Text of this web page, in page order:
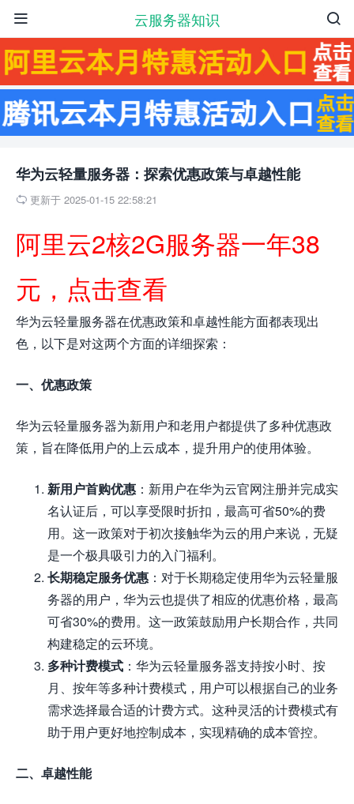
云服务器知识 

华为云轻量服务器：探索优惠政策与卓越性能
 更新于 2025-01-15 22:58:21
阿里云2核2G服务器一年38
元，点击查看
华为云轻量服务器在优惠政策和卓越性能方面都表现出
色，以下是对这两个方面的详细探索：
一、优惠政策
华为云轻量服务器为新用户和老用户都提供了多种优惠政
策，旨在降低用户的上云成本，提升用户的使用体验。
新用户首购优惠 ：新用户在华为云官网注册并完成实
名认证后，可以享受限时折扣，最高可省50%的费
用。这一政策对于初次接触华为云的用户来说，无疑
是一个极具吸引力的入门福利。
长期稳定服务优惠 ：对于长期稳定使用华为云轻量服
务器的用户，华为云也提供了相应的优惠价格，最高
可省30%的费用。这一政策鼓励用户长期合作，共同
构建稳定的云环境。
多种计费模式 ：华为云轻量服务器支持按小时、按
月、按年等多种计费模式，用户可以根据自己的业务
需求选择最合适的计费方式。这种灵活的计费模式有
助于用户更好地控制成本，实现精确的成本管控。
二、卓越性能